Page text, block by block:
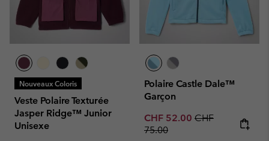
Nouveaux Coloris
Veste Polaire Texturée
Jasper Ridge™ Junior
Unisexe
Polaire Castle Dale™
Garçon
Sale price:
CHF 52.00 Regular price:
CHF
75.00